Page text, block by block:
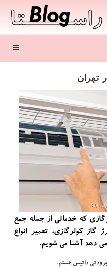
منو
تهران
كه خدماتی از جمله جمع
گاز كولرگازی، تعمیر انواع
می دهد آشنا می شویم.
داتیس هستم.